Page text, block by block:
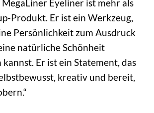
Eyeliner ist mehr als
Produkt. Er ist ein Werkzeug,
Persönlichkeit zum Ausdruck
natürliche Schönheit
Er ist ein Statement, das
kreativ und bereit,